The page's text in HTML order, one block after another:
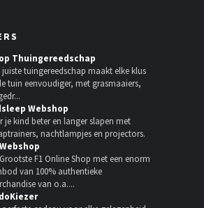
Thuingereedschap
juiste tuingereedschap maakt elke klus
tuin eenvoudiger, met grasmaaiers,
Webshop
je kind beter en langer slapen met
nachtlampjes en projectors.
F1 Online Shop met een enorm
van 100% authentieke
van o.a....